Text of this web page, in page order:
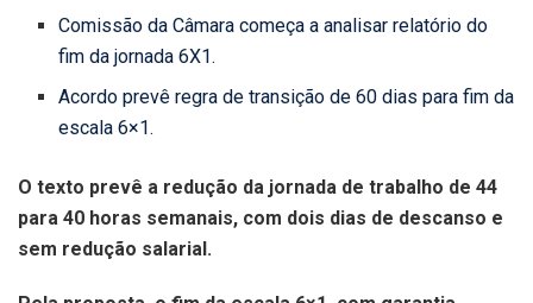
Comissão da Câmara começa a analisar relatório do
fim da jornada 6X1.
Acordo prevê regra de transição de 60 dias para fim da
escala 6×1.
O texto prevê a redução da jornada de trabalho de 44
para 40 horas semanais, com dois dias de descanso e
sem redução salarial.